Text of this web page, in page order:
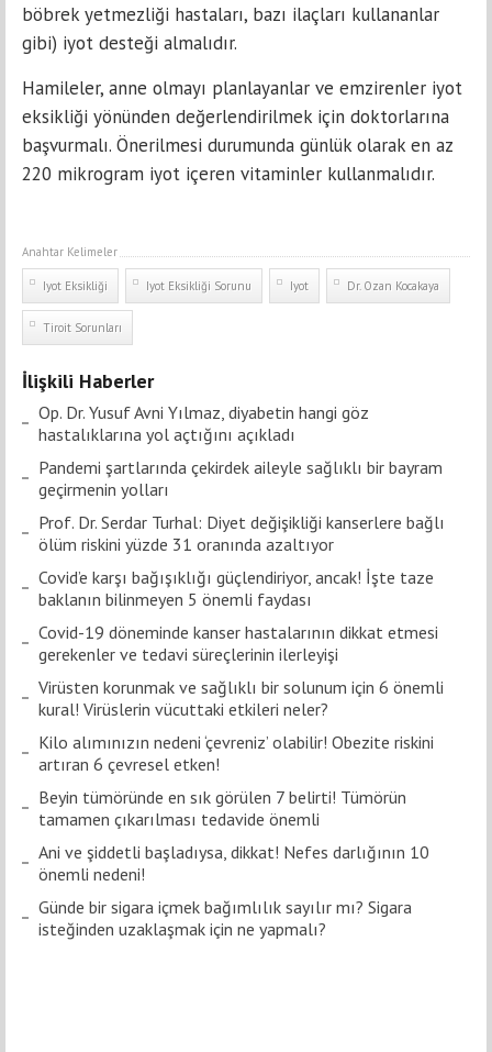
böbrek yetmezliği hastaları, bazı ilaçları kullananlar
gibi) iyot desteği almalıdır.
Hamileler, anne olmayı planlayanlar ve emzirenler iyot
eksikliği yönünden değerlendirilmek için doktorlarına
başvurmalı. Önerilmesi durumunda günlük olarak en az
220 mikrogram iyot içeren vitaminler kullanmalıdır.
Anahtar Kelimeler
Iyot Eksikliği Iyot Eksikliği Sorunu Iyot Dr. Ozan Kocakaya
Tiroit Sorunları
İlişkili Haberler
Op. Dr. Yusuf Avni Yılmaz, diyabetin hangi göz
hastalıklarına yol açtığını açıkladı
Pandemi şartlarında çekirdek aileyle sağlıklı bir bayram
geçirmenin yolları
Prof. Dr. Serdar Turhal: Diyet değişikliği kanserlere bağlı
ölüm riskini yüzde 31 oranında azaltıyor
Covid’e karşı bağışıklığı güçlendiriyor, ancak! İşte taze
baklanın bilinmeyen 5 önemli faydası
Covid-19 döneminde kanser hastalarının dikkat etmesi
gerekenler ve tedavi süreçlerinin ilerleyişi
Virüsten korunmak ve sağlıklı bir solunum için 6 önemli
kural! Virüslerin vücuttaki etkileri neler?
Kilo alımınızın nedeni ‘çevreniz’ olabilir! Obezite riskini
artıran 6 çevresel etken!
Beyin tümöründe en sık görülen 7 belirti! Tümörün
tamamen çıkarılması tedavide önemli
Ani ve şiddetli başladıysa, dikkat! Nefes darlığının 10
önemli nedeni!
Günde bir sigara içmek bağımlılık sayılır mı? Sigara
isteğinden uzaklaşmak için ne yapmalı?